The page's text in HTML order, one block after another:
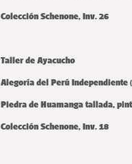
Colección Schenone, Inv. 26
Taller de Ayacucho
Alegoría del Perú Independiente
Piedra de Huamanga tallada,
Colección Schenone, Inv. 18